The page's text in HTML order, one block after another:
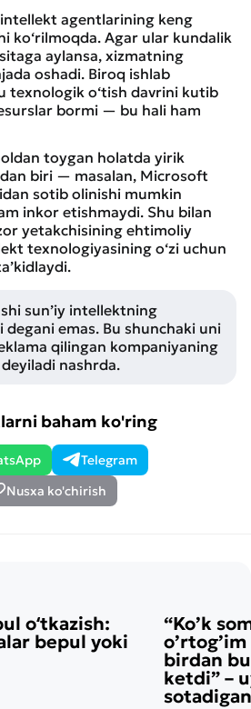
agentlarining keng
ko‘rilmoqda. Agar ular kundalik
aylansa, xizmatning
oshadi. Biroq ishlab
texnologik o‘tish davrini kutib
bormi — bu hali ham
toygan holatda yirik
biri — masalan, Microsoft
sotib olinishi mumkin
inkor etishmaydi. Shu bilan
yetakchisining ehtimoliy
texnologiyasining o‘zi uchun
sun’iy intellektning
emas. Bu shunchaki uni
qilingan kompaniyaning
nashrda.
baham ko'ring
Telegram
Nusxa ko'chirish
oʻtkazish:
bepul yoki
“Ko’k
birdan
ketdi” –